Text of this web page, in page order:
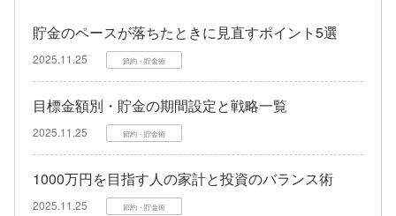
貯金のペースが落ちたときに見直すポイント5選
2025.11.25 節約・貯金術
目標金額別・貯金の期間設定と戦略一覧
2025.11.25 節約・貯金術
1000万円を目指す人の家計と投資のバランス術
2025.11.25 節約・貯金術